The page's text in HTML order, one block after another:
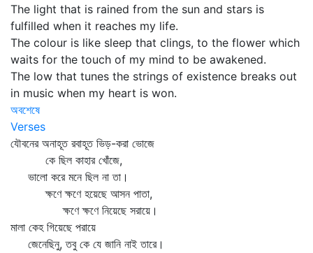
The light that is rained from the sun and stars is
fulfilled when it reaches my life.
The colour is like sleep that clings, to the flower which
waits for the touch of my mind to be awakened.
The low that tunes the strings of existence breaks out
in music when my heart is won.
অবশেষে
Verses
যৌবনের অনাহূত রবাহূত ভিড়-করা ভোজে
কে ছিল কাহার খোঁজে,
ভালো করে মনে ছিল না তা।
ক্ষণে ক্ষণে হয়েছে আসন পাতা,
ক্ষণে ক্ষণে নিয়েছে সরায়ে।
মালা কেহ গিয়েছে পরায়ে
জেনেছিনু, তবু কে যে জানি নাই তারে।